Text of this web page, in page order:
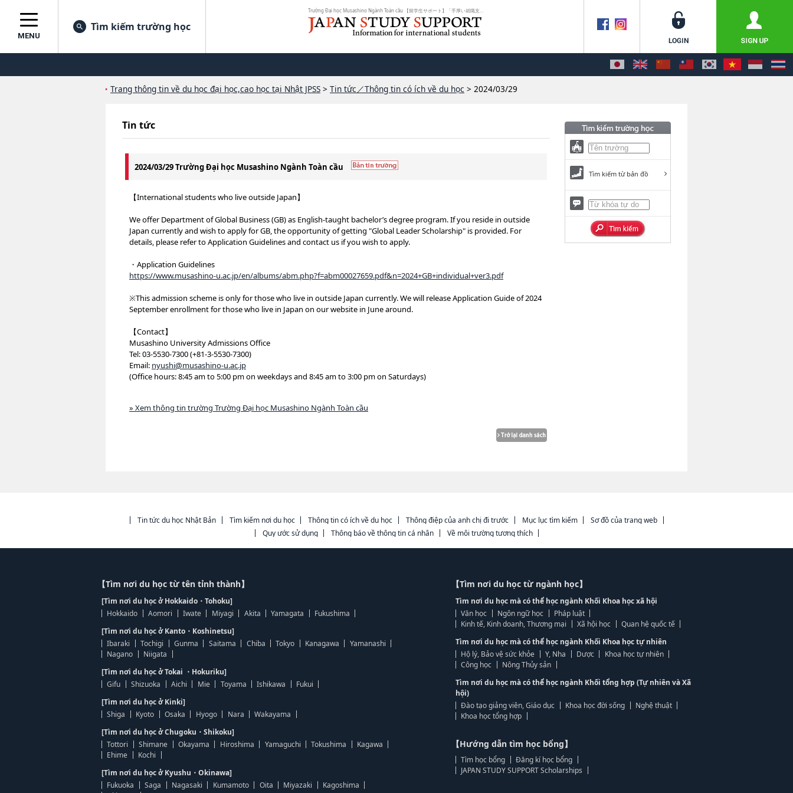
MENU
Tìm kiếm trường học
Trang thông tin về du học đại học,cao học tại Nhật JPSS > Tin tức／Thông tin có ích về du học > 2024/03/29
Tin tức
2024/03/29 Trường Đại học Musashino Ngành Toàn cầu
【International students who live outside Japan】
We offer Department of Global Business (GB) as English-taught bachelor’s degree program. If you reside in outside
Japan currently and wish to apply for GB, the opportunity of getting "Global Leader Scholarship" is provided. For
details, please refer to Application Guidelines and contact us if you wish to apply.
・Application Guidelines
https://www.musashino-u.ac.jp/en/albums/abm.php?f=abm00027659.pdf&n=2024+GB+individual+ver3.pdf
※This admission scheme is only for those who live in outside Japan currently. We will release Application Guide of 2024
September enrollment for those who live in Japan on our website in June around.
【Contact】
Musashino University Admissions Office
Tel: 03-5530-7300 (+81-3-5530-7300)
Email: nyushi@musashino-u.ac.jp
(Office hours: 8:45 am to 5:00 pm on weekdays and 8:45 am to 3:00 pm on Saturdays)
» Xem thông tin trường Trường Đại học Musashino Ngành Toàn cầu
Tìm kiếm từ bản đồ
Tin tức du học Nhật Bản Tìm kiếm nơi du học Thông tin có ích về du học Thông điệp của anh chị đi trước Mục lục tìm kiếm
Sơ đồ của trang web
Quy ước sử dụng
Thông báo về thông tin cá nhân Về môi trường tương thích
【Tìm nơi du học từ tên tỉnh thành】
[Tìm nơi du học ở Hokkaido・Tohoku]
Hokkaido
Aomori Iwate Miyagi Akita Yamagata
Fukushima
[Tìm nơi du học ở Kanto・Koshinetsu]
Ibaraki
Tochigi Gunma Saitama Chiba Tokyo Kanagawa
Yamanashi
Nagano
Niigata
[Tìm nơi du học ở Tokai ・Hokuriku]
Gifu
Shizuoka Aichi Mie Toyama Ishikawa
Fukui
[Tìm nơi du học ở Kinki]
Shiga
Kyoto Osaka Hyogo Nara
Wakayama
[Tìm nơi du học ở Chugoku・Shikoku]
Tottori
Shimane Okayama Hiroshima Yamaguchi Tokushima
Kagawa
Ehime
Kochi
[Tìm nơi du học ở Kyushu・Okinawa]
Fukuoka
Saga Nagasaki Kumamoto Oita Miyazaki
Kagoshima
【Tìm nơi du học từ ngành học】
Tìm nơi du học mà có thể học ngành Khối Khoa học xã hội
Văn học
Ngôn ngữ học
Pháp luật
Kinh tế, Kinh doanh, Thương mại
Xã hội học
Quan hệ quốc tế
Tìm nơi du học mà có thể học ngành Khối Khoa học tự nhiên
Hộ lý, Bảo vệ sức khỏe
Y, Nha Dược
Khoa học tự nhiên
Công học
Nông Thủy sản
Tìm nơi du học mà có thể học ngành Khối tổng hợp (Tự nhiên và Xã
hội)
Đào tạo giảng viên, Giáo dục
Khoa học đời sống
Nghệ thuật
Khoa học tổng hợp
【Hướng dẫn tìm học bổng】
Tìm học bổng
Đăng kí học bổng
JAPAN STUDY SUPPORT Scholarships